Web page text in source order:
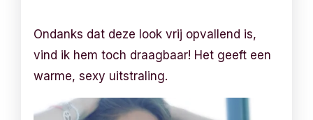
Ondanks dat deze look vrij opvallend is,
vind ik hem toch draagbaar! Het geeft een
warme, sexy uitstraling.